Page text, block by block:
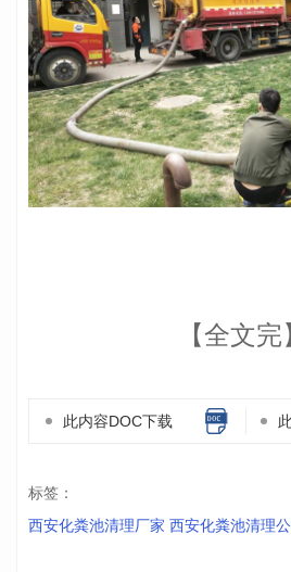
【全文完
此内容DOC下载
标签：
西安化粪池清理厂家 西安化粪池清理